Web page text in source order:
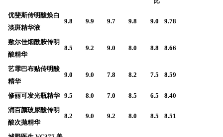
优斐斯传明酸焕白
淡斑精华液
9.8 9.9 9.7 9.8 9.0 9.78
敷尔佳烟酰胺传明
酸精华
8.5 9.2 9.0 8.0 8.8 8.66
艺霏巴布贴传明酸
精华
9.0 9.0 7.8 8.2 7.5 8.59
修丽可发光瓶精华 9.5 8.0 7.0 8.5 6.5 8.40
润百颜玻尿酸传明
酸次抛精华
8.2 9.0 9.2 8.0 8.5 8.51